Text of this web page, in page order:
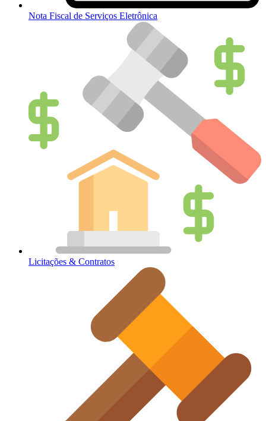
Nota Fiscal de Serviços Eletrônica
Licitações & Contratos